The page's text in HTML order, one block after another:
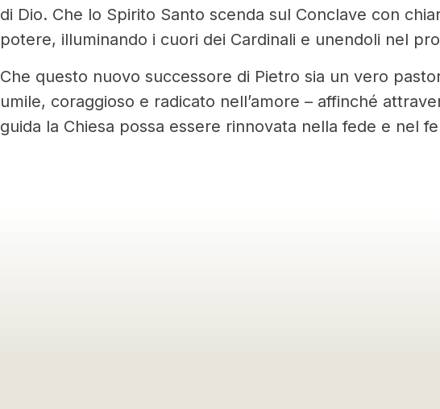
di Dio. Che lo Spirito Santo scenda sul Conclave con
potere, illuminando i cuori dei Cardinali e unendoli nel
Che questo nuovo successore di Pietro sia un vero
umile, coraggioso e radicato nell’amore – affinché
guida la Chiesa possa essere rinnovata nella fede e nel